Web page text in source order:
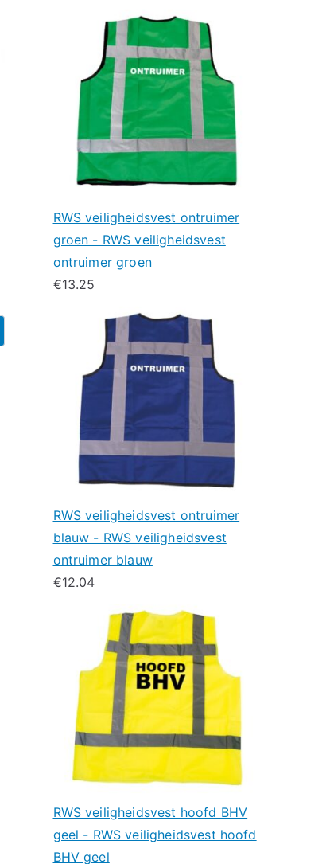
RWS veiligheidsvest ontruimer
groen - RWS veiligheidsvest
ontruimer groen
€13.25
RWS veiligheidsvest ontruimer
blauw - RWS veiligheidsvest
ontruimer blauw
€12.04
RWS veiligheidsvest hoofd BHV
geel - RWS veiligheidsvest hoofd
BHV geel